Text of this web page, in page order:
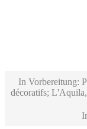
In Vorbereitung:
décoratifs;